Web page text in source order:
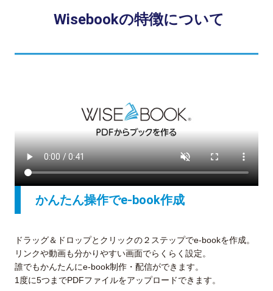
Wisebookの特徴について
かんたん操作でe-book作成
ドラッグ＆ドロップとクリックの２ステップでe-bookを作成。
リンクや動画も分かりやすい画面でらくらく設定。
誰でもかんたんにe-book制作・配信ができます。
1度に5つまでPDFファイルをアップロードできます。